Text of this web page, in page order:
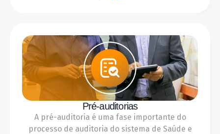
Pré-auditorias
A pré-auditoria é uma fase importante do
processo de auditoria do sistema de Saúde e